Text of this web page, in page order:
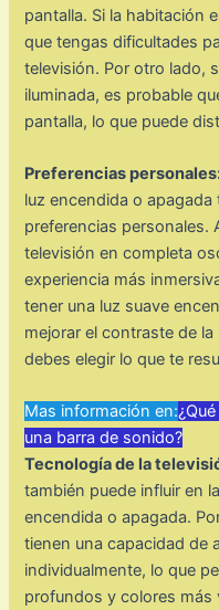
pantalla. Si la habitación
que tengas dificultades
televisión. Por otro lado,
iluminada, es probable
pantalla, lo que puede
Preferencias
luz encendida o
preferencias personales.
televisión en completa
experiencia más
tener una luz suave
mejorar el contraste de
debes elegir lo que te
Mas información en:
una barra de sonido?
Tecnología de la
también puede influir en
encendida o apagada.
tienen una capacidad de
individualmente, lo que
profundos y colores más